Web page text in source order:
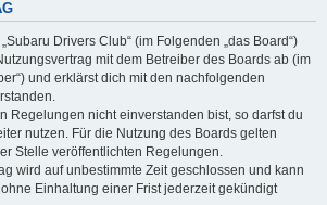
Drivers Club“ (im Folgenden „das Board“)
mit dem Betreiber des Boards ab (im
und erklärst dich mit den nachfolgenden
Regelungen nicht einverstanden bist, so darfst du
nutzen. Für die Nutzung des Boards gelten
Stelle veröffentlichten Regelungen.
wird auf unbestimmte Zeit geschlossen und kann
Einhaltung einer Frist jederzeit gekündigt